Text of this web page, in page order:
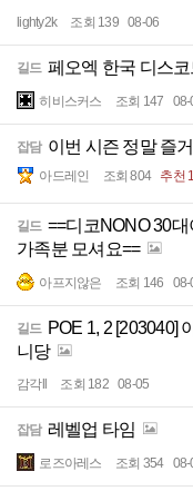
lighty2k 조회 139 08-06
길드 페오엑 한국 디스코
히비스커스 조회 147 08-
잡담 이번 시즌 정말 즐
아드레인 조회 804 추천 1
길드 ==디코NONO 30
가족분 모셔요==
아프지않은 조회 146 08-
길드 POE 1, 2 [203040]
니당
감각ll 조회 182 08-05
잡담 레벨업 타임
로즈아레스 조회 354 08-